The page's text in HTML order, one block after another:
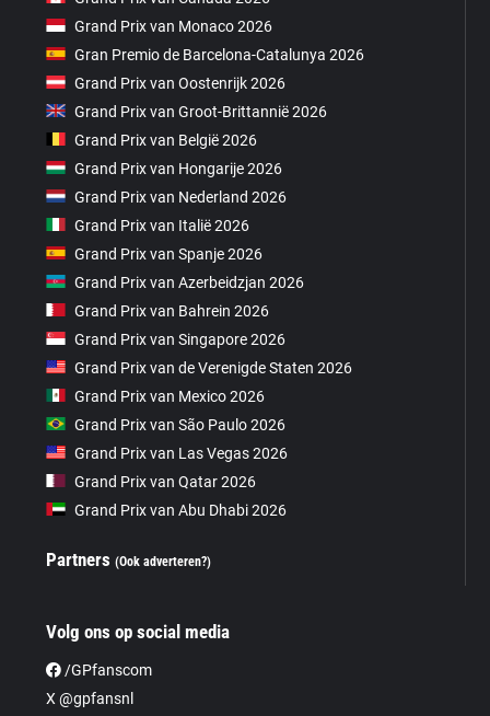
Grand Prix van Monaco 2026
Gran Premio de Barcelona-Catalunya 2026
Grand Prix van Oostenrijk 2026
Grand Prix van Groot-Brittannië 2026
Grand Prix van België 2026
Grand Prix van Hongarije 2026
Grand Prix van Nederland 2026
Grand Prix van Italië 2026
Grand Prix van Spanje 2026
Grand Prix van Azerbeidzjan 2026
Grand Prix van Bahrein 2026
Grand Prix van Singapore 2026
Grand Prix van de Verenigde Staten 2026
Grand Prix van Mexico 2026
Grand Prix van São Paulo 2026
Grand Prix van Las Vegas 2026
Grand Prix van Qatar 2026
Grand Prix van Abu Dhabi 2026
Partners(Ook adverteren?)
Volg ons op social media
/GPfanscom
X @gpfansnl